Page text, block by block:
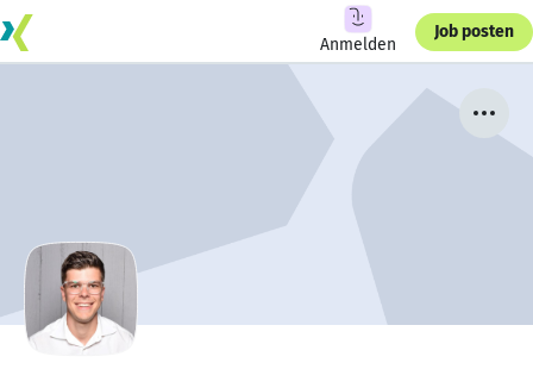
Anmelden
Job posten